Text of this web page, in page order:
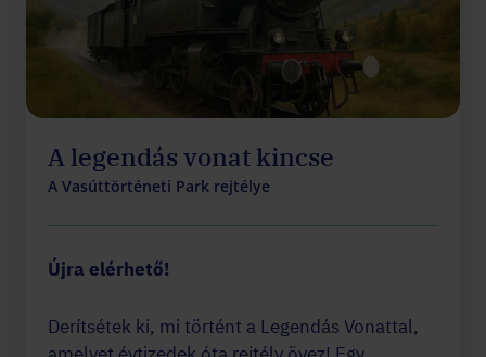
A legendás vonat kincse
A Vasúttörténeti Park rejtélye
Újra elérhető!
Derítsétek ki, mi történt a Legendás Vonattal,